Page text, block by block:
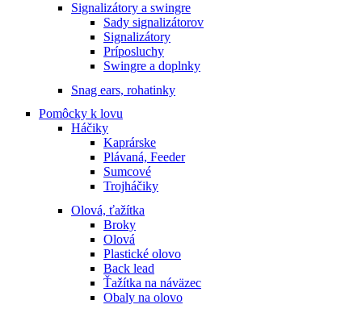
Signalizátory a swingre
Sady signalizátorov
Signalizátory
Príposluchy
Swingre a doplnky
Snag ears, rohatinky
Pomôcky k lovu
Háčiky
Kaprárske
Plávaná, Feeder
Sumcové
Trojháčiky
Olová, ťažítka
Broky
Olová
Plastické olovo
Back lead
Ťažítka na náväzec
Obaly na olovo